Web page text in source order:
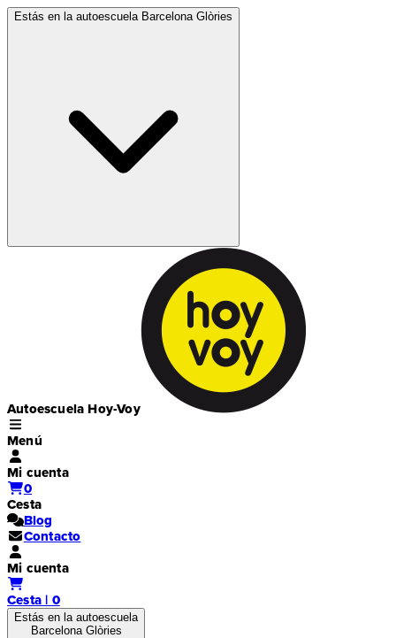
Estás en la autoescuela Barcelona Glòries
Autoescuela Hoy-Voy
Menú
Mi cuenta
0
Cesta
Blog
Contacto
Mi cuenta
Cesta | 0
Estás en la autoescuela
Barcelona Glòries